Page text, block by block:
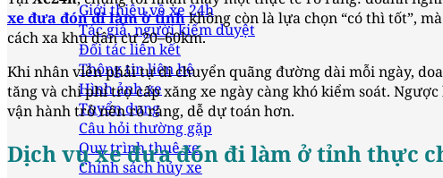
Giới thiệu về xe 24h
Tác giả, người kiểm duyệt
Đối tác liên kết
Thông tin liên hệ
Hình ảnh xe
Tuyển dụng
Câu hỏi thường gặp
Quy trình thuê xe
Chính sách hủy xe
xe đưa đón đi làm ở tỉnhkhông còn là lựa chọn “có thì tốt”,
cách xa khu dân cư 20–60km.
Khi nhân viên phải tự di chuyển quãng đường dài mỗi ngày,
tăng và chi phí trợ cấp xăng xe ngày càng khó kiểm soát.
vận hành trở nên rõ ràng, dễ dự toán hơn.
Dịch vụ xe đưa đón đi làm ở tỉnh thực